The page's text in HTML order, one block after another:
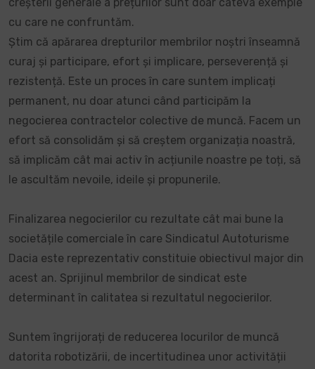
cu care ne confruntăm.
Știm că apărarea drepturilor membrilor noștri înseamnă
curaj și participare, efort și implicare, perseverență și
rezistență. Este un proces în care suntem implicați
permanent, nu doar atunci când participăm la
negocierea contractelor colective de muncă. Facem un
efort să consolidăm și să creștem organizația noastră,
să implicăm cât mai activ în acțiunile noastre pe toți, să
le ascultăm nevoile, ideile și propunerile.
Finalizarea negocierilor cu rezultate cât mai bune la
societățile comerciale în care Sindicatul Autoturisme
Dacia este reprezentativ constituie obiectivul major din
acest an. Sprijinul membrilor de sindicat este
determinant în calitatea si rezultatul negocierilor.
Suntem îngrijorați de reducerea locurilor de muncă
datorita robotizării, de incertitudinea unor activității